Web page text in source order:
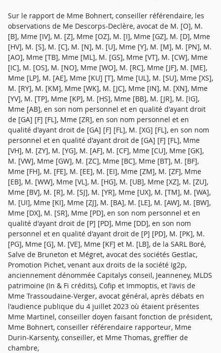
Sur le rapport de Mme Bohnert, conseiller référendaire, les
observations de Me Descorps-Declère, avocat de M. [O], M.
[B], Mme [IV], M. [Z], Mme [OZ], M. [I], Mme [GZ], M. [D], Mme
[HV], M. [S], M. [C], M. [N], M. [U], Mme [Y], M. [M], M. [PN], M.
[AO], Mme [TB], Mme [ML], M. [GS], Mme [VT], M. [CW], Mme
[IC], M. [OS], M. [NO], Mme [WO], M. [RC], Mme [JF], M. [ME],
Mme [LP], M. [AE], Mme [KU] [T], Mme [UL], M. [SU], Mme [XS],
M. [RY], M. [KM], Mme [WK], M. [JC], Mme [IN], M. [XN], Mme
[YV], M. [TP], Mme [KP], M. [HS], Mme [BB], M. [JR], M. [IG],
Mme [AB], en son nom personnel et en qualité d'ayant droit
de [GA] [F] [FL], Mme [ZR], en son nom personnel et en
qualité d'ayant droit de [GA] [F] [FL], M. [XG] [FL], en son nom
personnel et en qualité d'ayant droit de [GA] [F] [FL], Mme
[VH], M. [ZY], M. [YG], M. [AF], M. [CF], Mme [CU], Mme [GK],
M. [VW], Mme [GW], M. [ZC], Mme [BC], Mme [BT], M. [BF],
Mme [FH], M. [FE], M. [EE], M. [EI], Mme [ZM], M. [ZF], Mme
[EB], M. [WW], Mme [VL], M. [HG], M. [UB], Mme [XZ], M. [ZU],
Mme [BV], M. [R], M. [SJ], M. [YR], Mme [UX], M. [TM], M. [WA],
M. [UI], Mme [KI], Mme [ZJ], M. [BA], M. [LE], M. [AW], M. [BW],
Mme [DX], M. [SR], Mme [PD], en son nom personnel et en
qualité d'ayant droit de [P] [PD], Mme [DD], en son nom
personnel et en qualité d'ayant droit de [P] [PD], M. [PK], M.
[PG], Mme [G], M. [VE], Mme [KF] et M. [LB], de la SARL Boré,
Salve de Bruneton et Mégret, avocat des sociétés Gestlac,
Promotion Pichet, venant aux droits de la société Ig2p,
anciennement dénommée Capitalys conseil, Jeanneney, MLDS
patrimoine (In & Fi crédits), Cofip et Immoptis, et l'avis de
Mme Trassoudaine-Verger, avocat général, après débats en
l'audience publique du 4 juillet 2023 où étaient présentes
Mme Martinel, conseiller doyen faisant fonction de président,
Mme Bohnert, conseiller référendaire rapporteur, Mme
Durin-Karsenty, conseiller, et Mme Thomas, greffier de
chambre,